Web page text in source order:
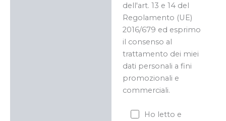
dell'art. 13 e 14 del
Regolamento (UE)
2016/679 ed esprimo
il consenso al
trattamento dei miei
dati personali a fini
promozionali e
commerciali.
Ho letto e